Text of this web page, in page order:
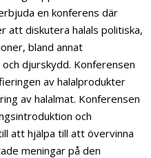
en konferens där
att diskutera halals politiska,
bland annat
djurskydd. Konferensen
av halalprodukter
av halalmat. Konferensen
och
att hjälpa till att övervinna
meningar på den